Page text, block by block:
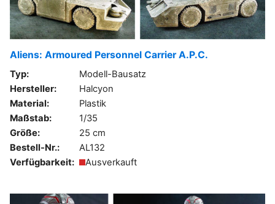
Aliens: Armoured Personnel Carrier A.P.C.
Typ:
Modell-Bausatz
Hersteller:
Halcyon
Material:
Plastik
Maßstab:
1/35
Größe:
25 cm
Bestell-Nr.:
AL132
Verfügbarkeit:
Ausverkauft